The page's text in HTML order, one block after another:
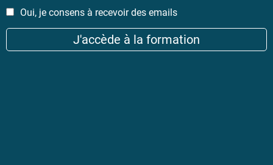
Oui, je consens à recevoir des emails
J'accède à la formation